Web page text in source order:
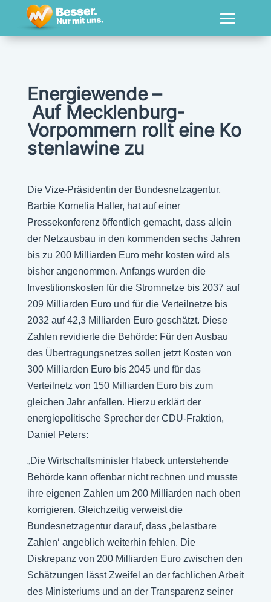
Energiewende –
Auf Mecklenburg-
Vorpommern rollt eine Ko
stenlawine zu
Die Vize-Präsidentin der Bundesnetzagentur,
Barbie Kornelia Haller, hat auf einer
Pressekonferenz öffentlich gemacht, dass allein
der Netzausbau in den kommenden sechs Jahren
bis zu 200 Milliarden Euro mehr kosten wird als
bisher angenommen. Anfangs wurden die
Investitionskosten für die Stromnetze bis 2037 auf
209 Milliarden Euro und für die Verteilnetze bis
2032 auf 42,3 Milliarden Euro geschätzt. Diese
Zahlen revidierte die Behörde: Für den Ausbau
des Übertragungsnetzes sollen jetzt Kosten von
300 Milliarden Euro bis 2045 und für das
Verteilnetz von 150 Milliarden Euro bis zum
gleichen Jahr anfallen. Hierzu erklärt der
energiepolitische Sprecher der CDU-Fraktion,
Daniel Peters:
„Die Wirtschaftsminister Habeck unterstehende
Behörde kann offenbar nicht rechnen und musste
ihre eigenen Zahlen um 200 Milliarden nach oben
korrigieren. Gleichzeitig verweist die
Bundesnetzagentur darauf, dass ‚belastbare
Zahlen‘ angeblich weiterhin fehlen. Die
Diskrepanz von 200 Milliarden Euro zwischen den
Schätzungen lässt Zweifel an der fachlichen Arbeit
des Ministeriums und an der Transparenz seiner